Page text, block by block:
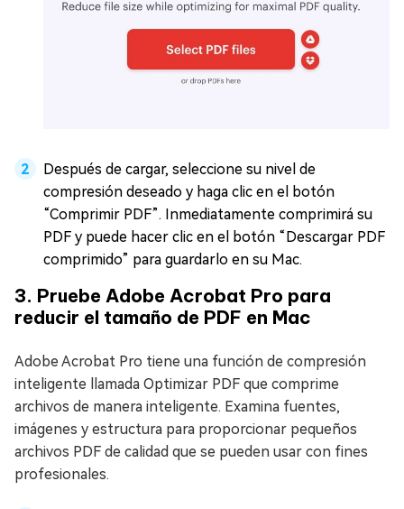
Después de cargar, seleccione su nivel de
compresión deseado y haga clic en el botón
“Comprimir PDF”. Inmediatamente comprimirá su
PDF y puede hacer clic en el botón “Descargar PDF
comprimido” para guardarlo en su Mac.
3. Pruebe Adobe Acrobat Pro para
reducir el tamaño de PDF en Mac
Adobe Acrobat Pro tiene una función de compresión
inteligente llamada Optimizar PDF que comprime
archivos de manera inteligente. Examina fuentes,
imágenes y estructura para proporcionar pequeños
archivos PDF de calidad que se pueden usar con fines
profesionales.